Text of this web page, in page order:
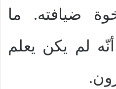
ضيافته. ما
لم يكن يعلم